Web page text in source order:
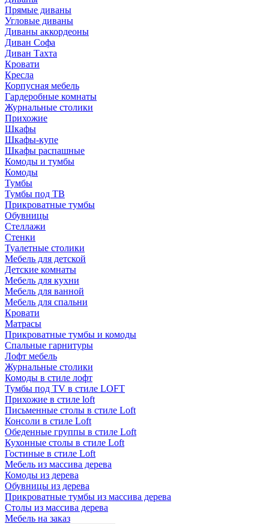
Прямые диваны
Угловые диваны
Диваны аккордеоны
Диван Софа
Диван Тахта
Кровати
Кресла
Корпусная мебель
Гардеробные комнаты
Журнальные столики
Прихожие
Шкафы
Шкафы-купе
Шкафы распашные
Комоды и тумбы
Комоды
Тумбы
Тумбы под ТВ
Прикроватные тумбы
Обувницы
Стеллажи
Стенки
Туалетные столики
Мебель для детской
Детские комнаты
Мебель для кухни
Мебель для ванной
Мебель для спальни
Кровати
Матрасы
Прикроватные тумбы и комоды
Спальные гарнитуры
Лофт мебель
Журнальные столики
Комоды в стиле лофт
Тумбы под TV в стиле LOFT
Прихожие в стиле loft
Письменные столы в стиле Loft
Консоли в стиле Loft
Обеденные группы в стиле Loft
Кухонные столы в стиле Loft
Гостиные в стиле Loft
Мебель из массива дерева
Комоды из дерева
Обувницы из дерева
Прикроватные тумбы из массива дерева
Столы из массива дерева
Мебель на заказ